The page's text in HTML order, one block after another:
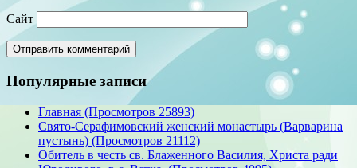
Сайт
Популярные записи
Главная (Просмотров 25893)
Свято-Серафимовский женский монастырь (Варварина
пустынь) (Просмотров 21112)
Обитель в честь св. Блаженного Василия, Христа ради